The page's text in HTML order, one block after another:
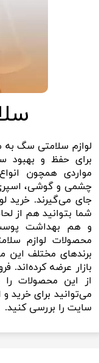
لوازم سلامتی سگ
برای حفظ و بهبود
مواردی همچون
چشمی و گوشی،
جای می‌گیرند. خرید
شما بتوانید هم از
و هم بهداشت
محصولات لوازم
برندهای مختلف این
بازار عرضه کرده‌اند.
از این محصولات
می‌توانید برای خرید
سایت را بررسی کنید.